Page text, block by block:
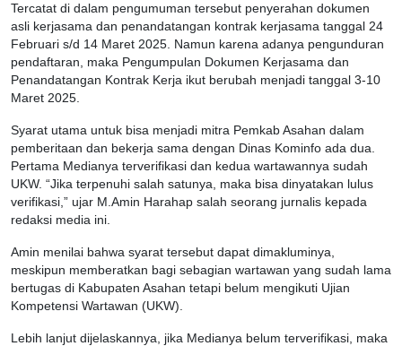
Tercatat di dalam pengumuman tersebut penyerahan dokumen
asli kerjasama dan penandatangan kontrak kerjasama tanggal 24
Februari s/d 14 Maret 2025. Namun karena adanya pengunduran
pendaftaran, maka Pengumpulan Dokumen Kerjasama dan
Penandatangan Kontrak Kerja ikut berubah menjadi tanggal 3-10
Maret 2025.
Syarat utama untuk bisa menjadi mitra Pemkab Asahan dalam
pemberitaan dan bekerja sama dengan Dinas Kominfo ada dua.
Pertama Medianya terverifikasi dan kedua wartawannya sudah
UKW. “Jika terpenuhi salah satunya, maka bisa dinyatakan lulus
verifikasi,” ujar M.Amin Harahap salah seorang jurnalis kepada
redaksi media ini.
Amin menilai bahwa syarat tersebut dapat dimakluminya,
meskipun memberatkan bagi sebagian wartawan yang sudah lama
bertugas di Kabupaten Asahan tetapi belum mengikuti Ujian
Kompetensi Wartawan (UKW).
Lebih lanjut dijelaskannya, jika Medianya belum terverifikasi, maka